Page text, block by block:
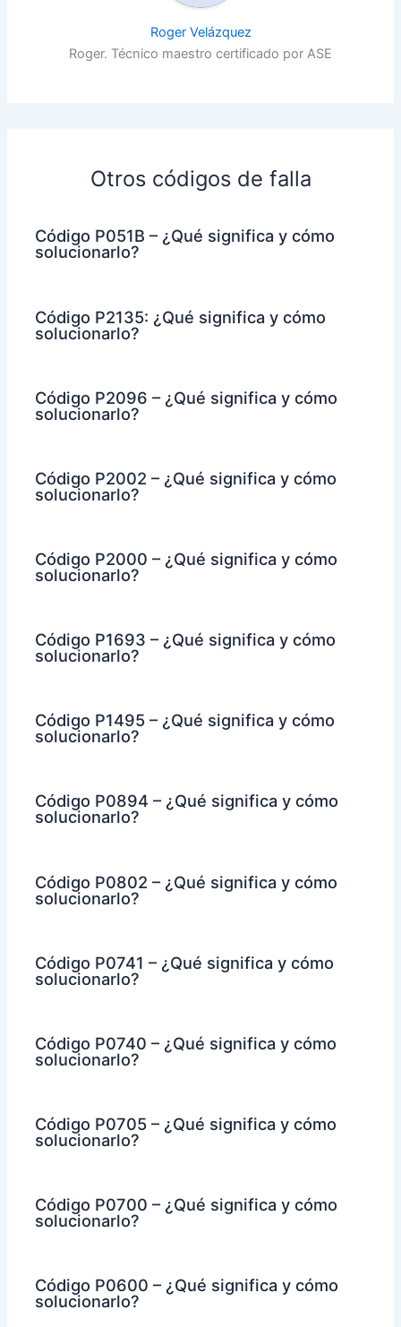
Roger Velázquez
Roger. Técnico maestro certificado por ASE
Otros códigos de falla
Código P051B – ¿Qué significa y cómo
solucionarlo?
Código P2135: ¿Qué significa y cómo
solucionarlo?
Código P2096 – ¿Qué significa y cómo
solucionarlo?
Código P2002 – ¿Qué significa y cómo
solucionarlo?
Código P2000 – ¿Qué significa y cómo
solucionarlo?
Código P1693 – ¿Qué significa y cómo
solucionarlo?
Código P1495 – ¿Qué significa y cómo
solucionarlo?
Código P0894 – ¿Qué significa y cómo
solucionarlo?
Código P0802 – ¿Qué significa y cómo
solucionarlo?
Código P0741 – ¿Qué significa y cómo
solucionarlo?
Código P0740 – ¿Qué significa y cómo
solucionarlo?
Código P0705 – ¿Qué significa y cómo
solucionarlo?
Código P0700 – ¿Qué significa y cómo
solucionarlo?
Código P0600 – ¿Qué significa y cómo
solucionarlo?